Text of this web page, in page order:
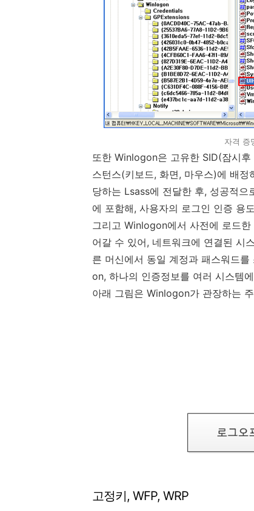
자격 증
또한 Winlogon은 고유한 SID(잠시
스턴스(키보드, 화면, 마우스)에 배
당하는 Lsass에 전달한 후, 성공적
에 포함해, 사용자의 로그인 인증 용
그리고 Winlogon에서 사전에 로드
어갈 수 있어, 네트워크에 연결된 시
른 머신에서 동일 계정과 패스워드
on, 하나의 인증정보를 여러 시스템
아래 그림은 Winlogon가 관장하는
고정키, WFP, WRP